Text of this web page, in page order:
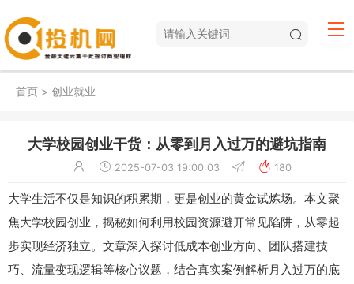
首页 > 创业就业
大学校园创业干货：从零到月入过万的避坑指南
2025-07-03 19:00:03 180
大学生活不仅是知识的积累期，更是创业的黄金试炼场。本文聚
焦大学校园创业，揭秘如何利用校园资源避开常见陷阱，从零起
步实现经济独立。文章深入探讨低成本创业方向、团队搭建技
巧、流量变现逻辑等核心议题，结合真实案例解析月入过万的底